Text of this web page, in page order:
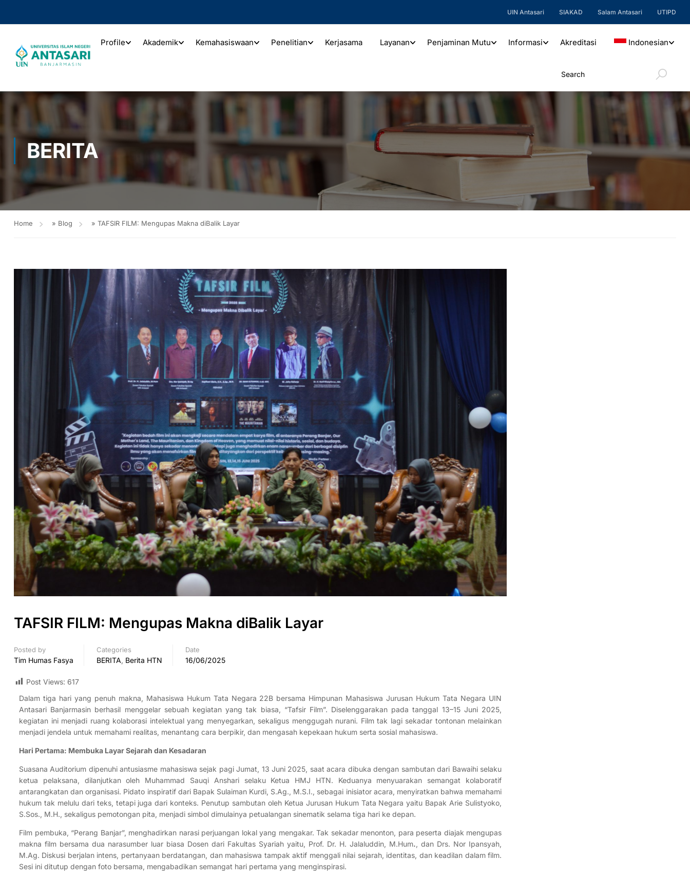
UIN Antasari SIAKAD Salam Antasari UTIPD
Profile Akademik Kemahasiswaan Penelitian Kerjasama Layanan Penjaminan Mutu Informasi Akreditasi Indonesian
BERITA
Home » Blog » TAFSIR FILM: Mengupas Makna diBalik Layar
TAFSIR FILM: Mengupas Makna diBalik Layar
Posted by
Tim Humas Fasya
Categories
BERITA, Berita HTN
Date
16/06/2025
Post Views: 617
Dalam tiga hari yang penuh makna, Mahasiswa Hukum Tata Negara 22B bersama Himpunan Mahasiswa Jurusan Hukum Tata Negara UIN
Antasari Banjarmasin berhasil menggelar sebuah kegiatan yang tak biasa, “Tafsir Film”. Diselenggarakan pada tanggal 13–15 Juni 2025,
kegiatan ini menjadi ruang kolaborasi intelektual yang menyegarkan, sekaligus menggugah nurani. Film tak lagi sekadar tontonan melainkan
menjadi jendela untuk memahami realitas, menantang cara berpikir, dan mengasah kepekaan hukum serta sosial mahasiswa.
Hari Pertama: Membuka Layar Sejarah dan Kesadaran
Suasana Auditorium dipenuhi antusiasme mahasiswa sejak pagi Jumat, 13 Juni 2025, saat acara dibuka dengan sambutan dari Bawaihi selaku
ketua pelaksana, dilanjutkan oleh Muhammad Sauqi Anshari selaku Ketua HMJ HTN. Keduanya menyuarakan semangat kolaboratif
antarangkatan dan organisasi. Pidato inspiratif dari Bapak Sulaiman Kurdi, S.Ag., M.S.I., sebagai inisiator acara, menyiratkan bahwa memahami
hukum tak melulu dari teks, tetapi juga dari konteks. Penutup sambutan oleh Ketua Jurusan Hukum Tata Negara yaitu Bapak Arie Sulistyoko,
S.Sos., M.H., sekaligus pemotongan pita, menjadi simbol dimulainya petualangan sinematik selama tiga hari ke depan.
Film pembuka, “Perang Banjar”, menghadirkan narasi perjuangan lokal yang mengakar. Tak sekadar menonton, para peserta diajak mengupas
makna film bersama dua narasumber luar biasa Dosen dari Fakultas Syariah yaitu, Prof. Dr. H. Jalaluddin, M.Hum., dan Drs. Nor Ipansyah,
M.Ag. Diskusi berjalan intens, pertanyaan berdatangan, dan mahasiswa tampak aktif menggali nilai sejarah, identitas, dan keadilan dalam film.
Sesi ini ditutup dengan foto bersama, mengabadikan semangat hari pertama yang menginspirasi.